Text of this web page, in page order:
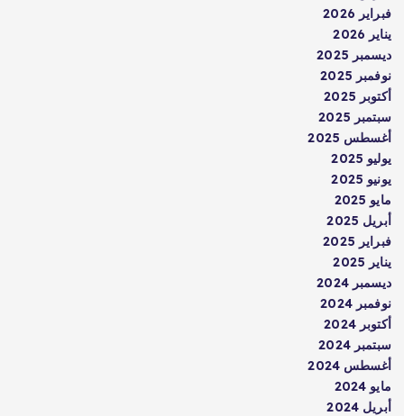
فبراير 2026
يناير 2026
ديسمبر 2025
نوفمبر 2025
أكتوبر 2025
سبتمبر 2025
أغسطس 2025
يوليو 2025
يونيو 2025
مايو 2025
أبريل 2025
فبراير 2025
يناير 2025
ديسمبر 2024
نوفمبر 2024
أكتوبر 2024
سبتمبر 2024
أغسطس 2024
مايو 2024
أبريل 2024